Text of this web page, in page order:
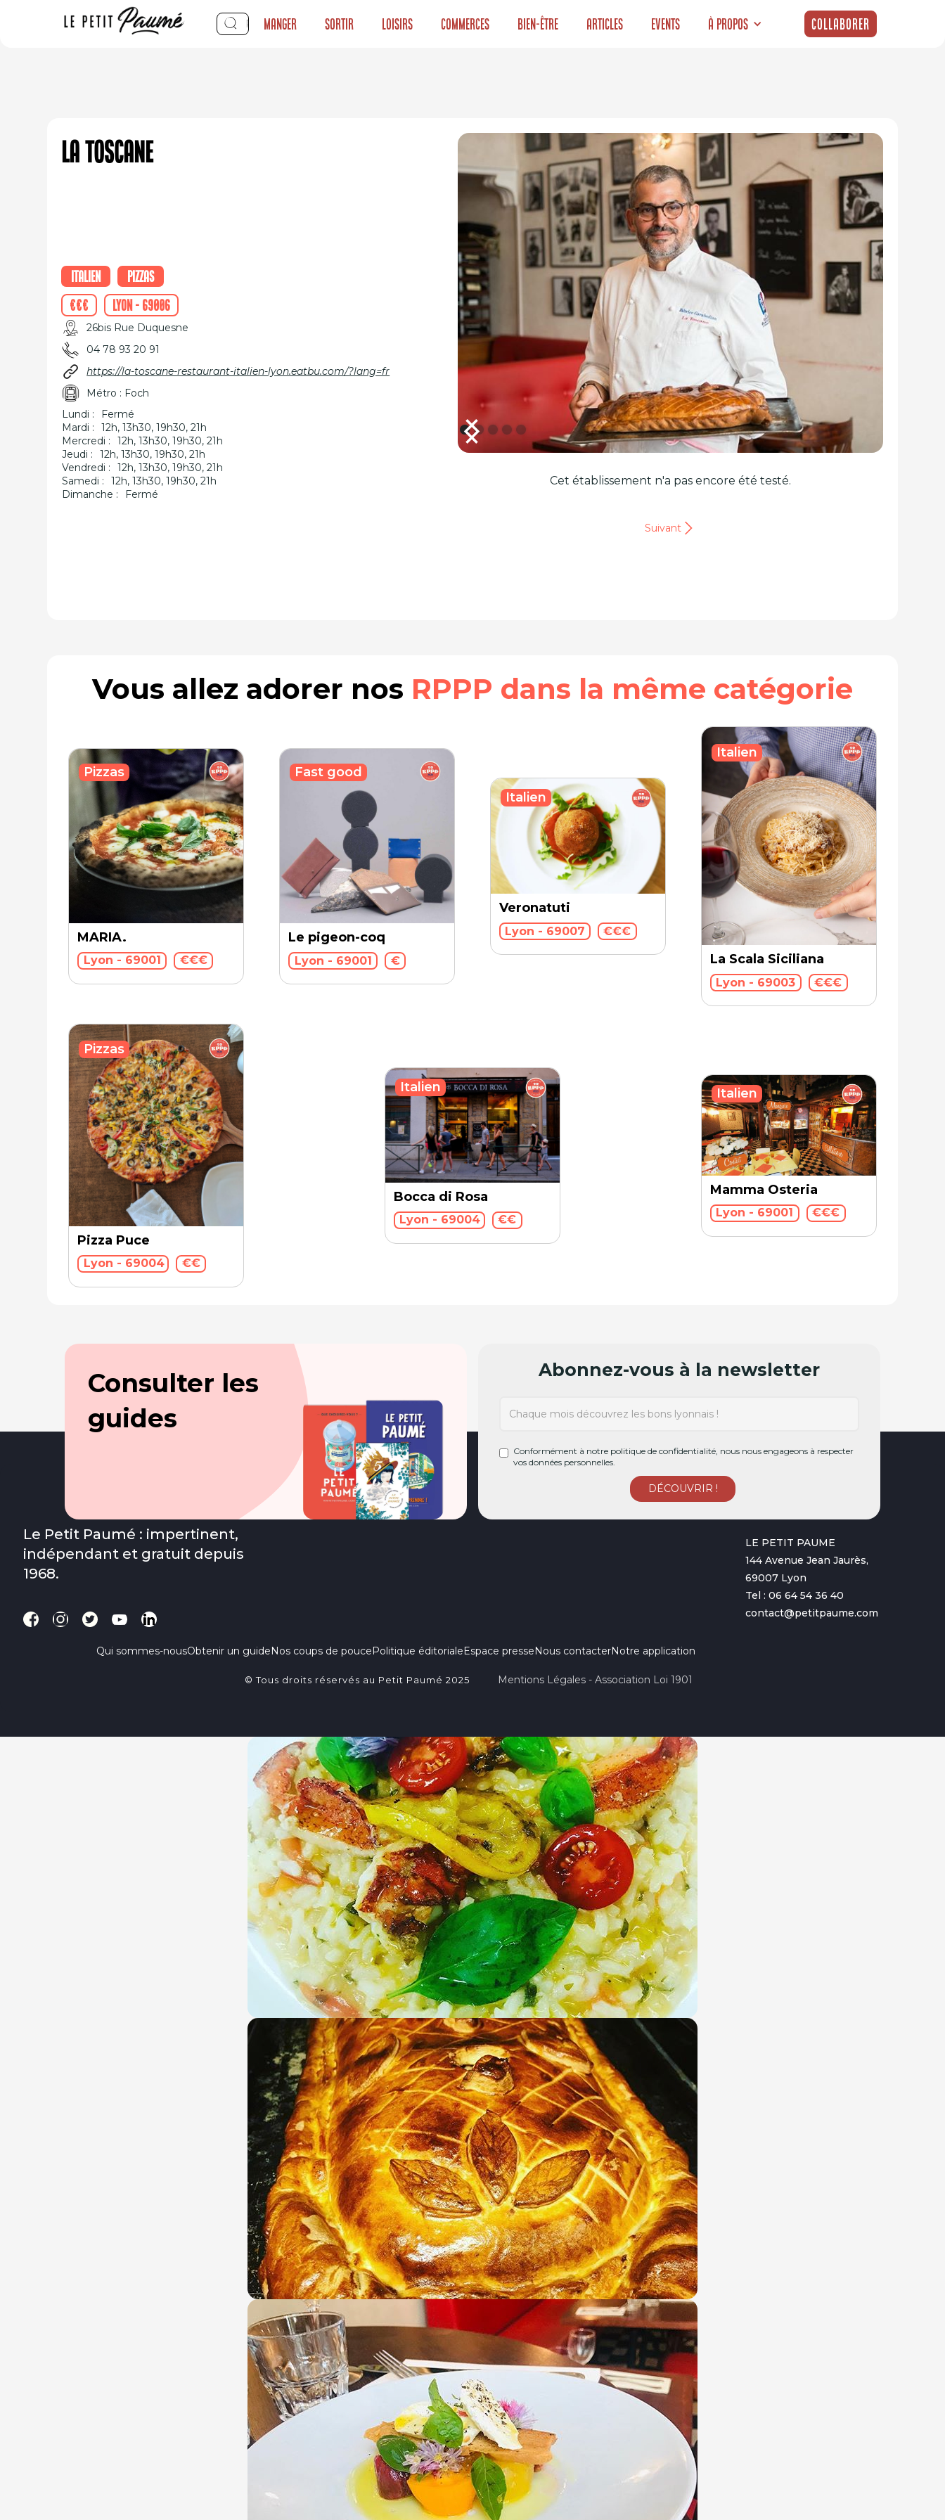
Manger Sortir Loisirs Commerces Bien-être Articles Events À propos Collaborer
La Toscane
Italien
Pizzas
€€€
Lyon - 69006
26bis Rue Duquesne
04 78 93 20 91
https://la-toscane-restaurant-italien-lyon.eatbu.com/?lang=fr
Métro : Foch
Lundi :
Fermé
Mardi :
12h, 13h30, 19h30, 21h
Mercredi :
12h, 13h30, 19h30, 21h
Jeudi :
12h, 13h30, 19h30, 21h
Vendredi :
12h, 13h30, 19h30, 21h
Samedi :
12h, 13h30, 19h30, 21h
Dimanche :
Fermé
Cet établissement n'a pas encore été testé.
Suivant
Vous allez adorer nos RPPP dans la même catégorie
MARIA.
Lyon - 69001 €€€
Pizzas
Le pigeon-coq
Lyon - 69001 €
Fast good
Veronatuti
Lyon - 69007 €€€
Italien
La Scala Siciliana
Lyon - 69003 €€€
Italien
Pizza Puce
Lyon - 69004 €€
Pizzas
Bocca di Rosa
Lyon - 69004 €€
Italien
Mamma Osteria
Lyon - 69001 €€€
Italien
Consulter les
guides
Abonnez-vous à la newsletter
Conformément à notre politique de confidentialité, nous nous engageons à respecter
vos données personnelles.
Le Petit Paumé : impertinent,
indépendant et gratuit depuis
1968.
Qui sommes-nousObtenir un guideNos coups de poucePolitique éditorialeEspace presseNous contacterNotre application
LE PETIT PAUME
144 Avenue Jean Jaurès,
69007 Lyon
Tel : 06 64 54 36 40
contact@petitpaume.com
© Tous droits réservés au Petit Paumé 2025 Mentions Légales - Association Loi 1901